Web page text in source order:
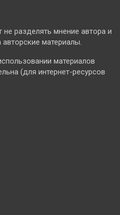
разделять мнение автора и
авторские материалы.
материалов
(для интернет-ресурсов